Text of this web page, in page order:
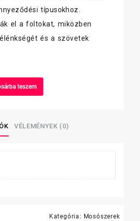
típusokhoz.
el a foltokat, miközben
és a szövetek
teszem
VÉLEMÉNYEK (0)
Kategória: Mosószerek